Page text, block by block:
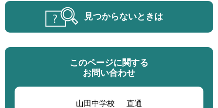
見つからないときは
このページに関する
お問い合わせ
山田中学校 直通